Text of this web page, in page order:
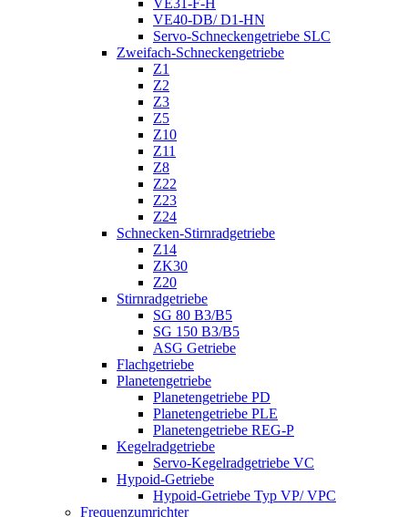
VE31-F-H
VE40-DB/ D1-HN
Servo-Schneckengetriebe SLC
Zweifach-Schneckengetriebe
Z1
Z2
Z3
Z5
Z10
Z11
Z8
Z22
Z23
Z24
Schnecken-Stirnradgetriebe
Z14
ZK30
Z20
Stirnradgetriebe
SG 80 B3/B5
SG 150 B3/B5
ASG Getriebe
Flachgetriebe
Planetengetriebe
Planetengetriebe PD
Planetengetriebe PLE
Planetengetriebe REG-P
Kegelradgetriebe
Servo-Kegelradgetriebe VC
Hypoid-Getriebe
Hypoid-Getriebe Typ VP/ VPC
Frequenzumrichter